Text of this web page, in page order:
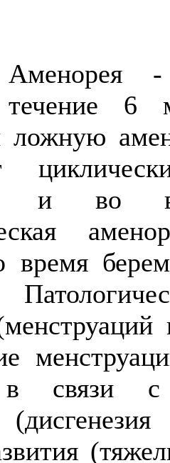
Аменорея -
течение 6
и во
время
в связи с